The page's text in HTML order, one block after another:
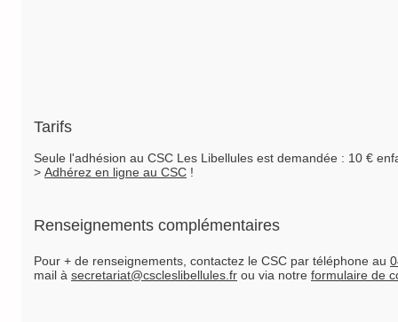
Tarifs
Seule l'adhésion au CSC Les Libellules est demandée : 10 €
> Adhérez en ligne au CSC !
Renseignements complémentaires
Pour + de renseignements, contactez le CSC par téléphone au
mail à secretariat@cscleslibellules.fr ou via notre formulaire de